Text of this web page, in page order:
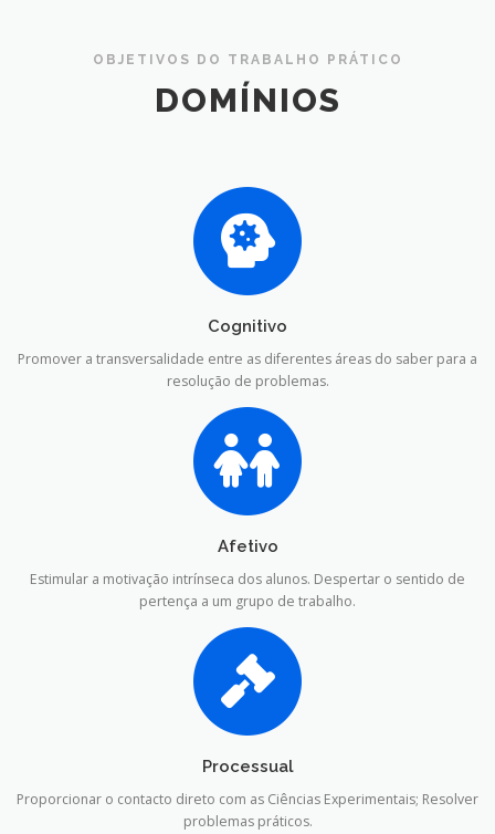
OBJETIVOS DO TRABALHO PRÁTICO
DOMÍNIOS
Cognitivo
Promover a transversalidade entre as diferentes áreas do saber para a
resolução de problemas.
Afetivo
Estimular a motivação intrínseca dos alunos. Despertar o sentido de
pertença a um grupo de trabalho.
Processual
Proporcionar o contacto direto com as Ciências Experimentais; Resolver
problemas práticos.